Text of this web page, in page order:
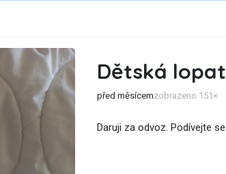
Dětská
před měsícemzobrazeno 151×
Daruji za odvoz. Podívejte